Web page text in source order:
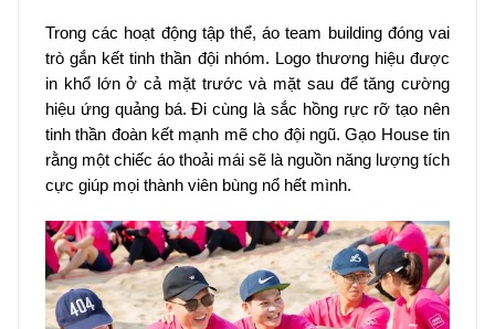
Trong các hoạt động tập thể, áo team building đóng vai
trò gắn kết tinh thần đội nhóm. Logo thương hiệu được
in khổ lớn ở cả mặt trước và mặt sau để tăng cường
hiệu ứng quảng bá. Đi cùng là sắc hồng rực rỡ tạo nên
tinh thần đoàn kết mạnh mẽ cho đội ngũ. Gạo House tin
rằng một chiếc áo thoải mái sẽ là nguồn năng lượng tích
cực giúp mọi thành viên bùng nổ hết mình.